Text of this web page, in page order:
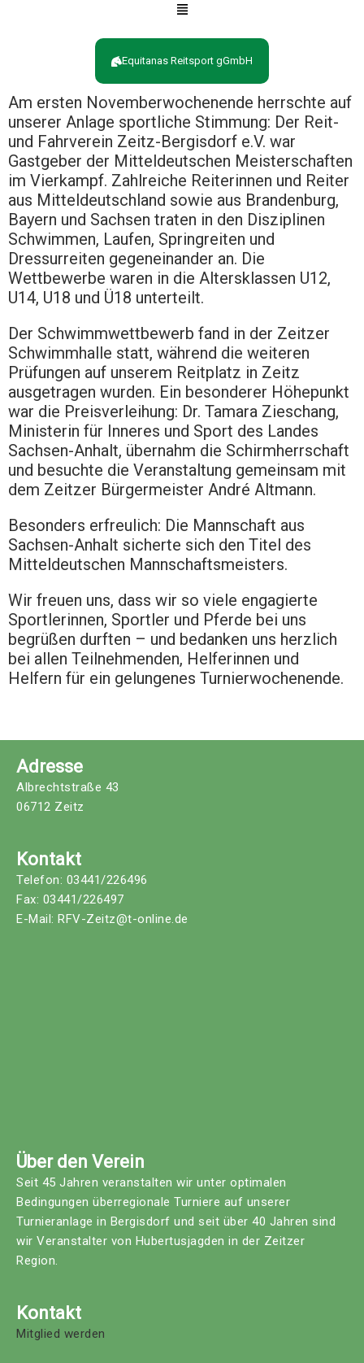
Equitanas Reitsport gGmbH
Am ersten Novemberwochenende herrschte auf
unserer Anlage sportliche Stimmung: Der Reit-
und Fahrverein Zeitz-Bergisdorf e.V. war
Gastgeber der Mitteldeutschen Meisterschaften
im Vierkampf. Zahlreiche Reiterinnen und Reiter
aus Mitteldeutschland sowie aus Brandenburg,
Bayern und Sachsen traten in den Disziplinen
Schwimmen, Laufen, Springreiten und
Dressurreiten gegeneinander an. Die
Wettbewerbe waren in die Altersklassen U12,
U14, U18 und Ü18 unterteilt.
Der Schwimmwettbewerb fand in der Zeitzer
Schwimmhalle statt, während die weiteren
Prüfungen auf unserem Reitplatz in Zeitz
ausgetragen wurden. Ein besonderer Höhepunkt
war die Preisverleihung: Dr. Tamara Zieschang,
Ministerin für Inneres und Sport des Landes
Sachsen-Anhalt, übernahm die Schirmherrschaft
und besuchte die Veranstaltung gemeinsam mit
dem Zeitzer Bürgermeister André Altmann.
Besonders erfreulich: Die Mannschaft aus
Sachsen-Anhalt sicherte sich den Titel des
Mitteldeutschen Mannschaftsmeisters.
Wir freuen uns, dass wir so viele engagierte
Sportlerinnen, Sportler und Pferde bei uns
begrüßen durften – und bedanken uns herzlich
bei allen Teilnehmenden, Helferinnen und
Helfern für ein gelungenes Turnierwochenende.
Adresse
Albrechtstraße 43
06712 Zeitz
Kontakt
Telefon: 03441/226496
Fax: 03441/226497
E-Mail: RFV-Zeitz@t-online.de
Über den Verein
Seit 45 Jahren veranstalten wir unter optimalen
Bedingungen überregionale Turniere auf unserer
Turnieranlage in Bergisdorf und seit über 40 Jahren sind
wir Veranstalter von Hubertusjagden in der Zeitzer
Region.
Kontakt
Mitglied werden